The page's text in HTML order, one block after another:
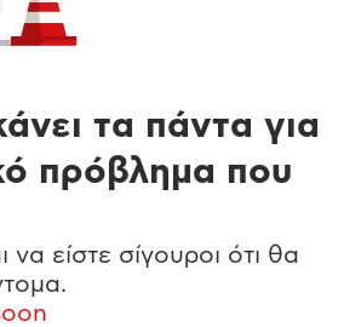
τα πάντα για
πρόβλημα που
είστε σίγουροι ότι θα